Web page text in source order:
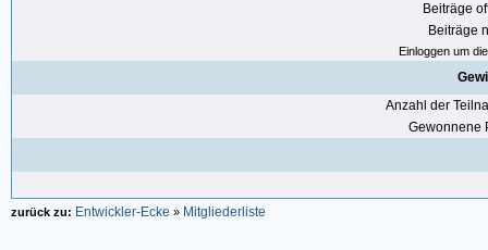
Beiträge
Beiträge
Einloggen um
Anzahl der
Gewonnene
zurück zu: Entwickler-Ecke » Mitgliederliste